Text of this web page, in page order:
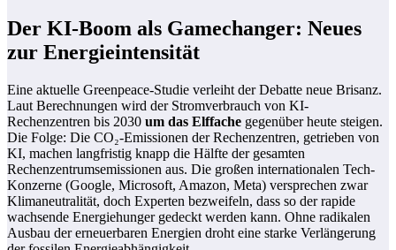
Der KI-Boom als Gamechanger: Neues
zur Energieintensität
Eine aktuelle Greenpeace-Studie verleiht der Debatte neue Brisanz.
Laut Berechnungen wird der Stromverbrauch von KI-
Rechenzentren bis 2030 um das Elffache gegenüber heute steigen.
Die Folge: Die CO₂-Emissionen der Rechenzentren, getrieben von
KI, machen langfristig knapp die Hälfte der gesamten
Rechenzentrumsemissionen aus. Die großen internationalen Tech-
Konzerne (Google, Microsoft, Amazon, Meta) versprechen zwar
Klimaneutralität, doch Experten bezweifeln, dass so der rapide
wachsende Energiehunger gedeckt werden kann. Ohne radikalen
Ausbau der erneuerbaren Energien droht eine starke Verlängerung